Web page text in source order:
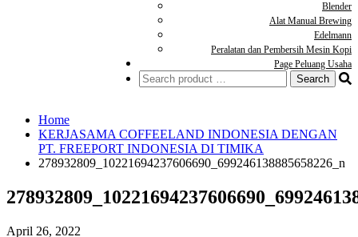
Blender
Alat Manual Brewing
Edelmann
Peralatan dan Pembersih Mesin Kopi
Page Peluang Usaha
Home
KERJASAMA COFFEELAND INDONESIA DENGAN
PT. FREEPORT INDONESIA DI TIMIKA
278932809_10221694237606690_699246138885658226_n
April 26, 2022